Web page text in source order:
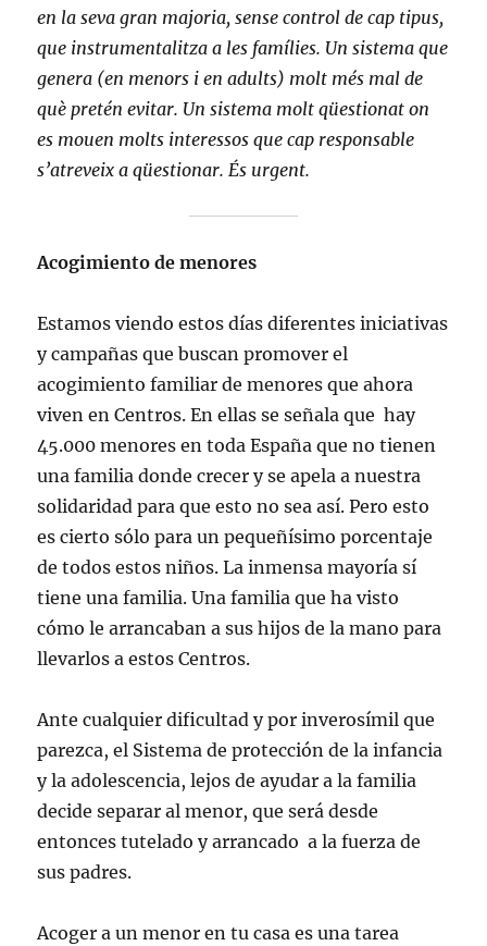
en la seva gran majoria, sense control de cap tipus,
que instrumentalitza a les famílies. Un sistema que
genera (en menors i en adults) molt més mal de
què pretén evitar. Un sistema molt qüestionat on
es mouen molts interessos que cap responsable
s’atreveix a qüestionar. És urgent.
Acogimiento de menores
Estamos viendo estos días diferentes iniciativas
y campañas que buscan promover el
acogimiento familiar de menores que ahora
viven en Centros. En ellas se señala que hay
45.000 menores en toda España que no tienen
una familia donde crecer y se apela a nuestra
solidaridad para que esto no sea así. Pero esto
es cierto sólo para un pequeñísimo porcentaje
de todos estos niños. La inmensa mayoría sí
tiene una familia. Una familia que ha visto
cómo le arrancaban a sus hijos de la mano para
llevarlos a estos Centros.
Ante cualquier dificultad y por inverosímil que
parezca, el Sistema de protección de la infancia
y la adolescencia, lejos de ayudar a la familia
decide separar al menor, que será desde
entonces tutelado y arrancado a la fuerza de
sus padres.
Acoger a un menor en tu casa es una tarea